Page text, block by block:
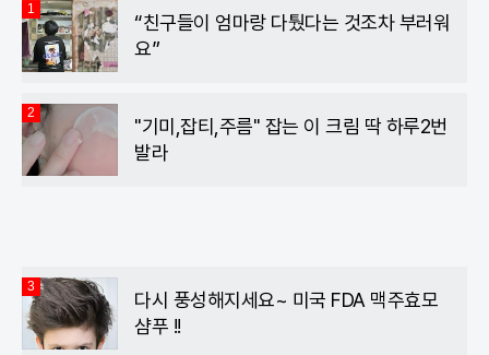
1
“친구들이 엄마랑 다퉜다는 것조차 부러워
요”
2
"기미,잡티,주름" 잡는 이 크림 딱 하루2번
발라
3
다시 풍성해지세요~ 미국 FDA 맥주효모
샴푸 !!